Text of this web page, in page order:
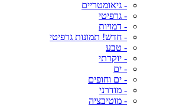
- גיאומטריים
- גרפיטי
- דמויות
- חדש! תמונות גרפיטי
- טבע
- יוקרתי
- ים
- ים וחופים
- מודרני
- מוטיבציה